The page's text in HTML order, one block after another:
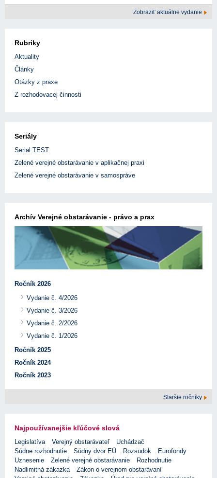
Zobraziť aktuálne vydanie
Rubriky
Aktuality
Články
Otázky z praxe
Z rozhodovacej činnosti
Seriály
Serial TEST
Zelené verejné obstarávanie v aplikačnej praxi
Zelené verejné obstarávanie v samospráve
Archív Verejné obstarávanie - právo a prax
Ročník 2026
Vydanie č. 4/2026
Vydanie č. 3/2026
Vydanie č. 2/2026
Vydanie č. 1/2026
Ročník 2025
Ročník 2024
Ročník 2023
Staršie ročníky
Najpoužívanejšie kľúčové slová
Legislatíva Verejný obstarávateľ
Uchádzač
Súdne rozhodnutie
Súdny dvor EÚ Rozsudok
Eurofondy
Uznesenie
Zelené verejné obstarávanie
Rozhodnutie
Nadlimitná zákazka
Zákon o verejnom obstarávaní